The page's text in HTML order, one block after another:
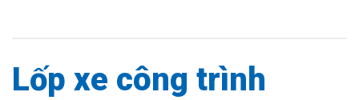
Lốp xe công trình